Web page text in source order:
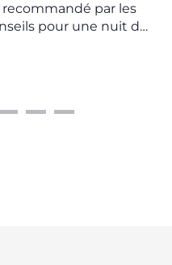
par les
pour une nuit de